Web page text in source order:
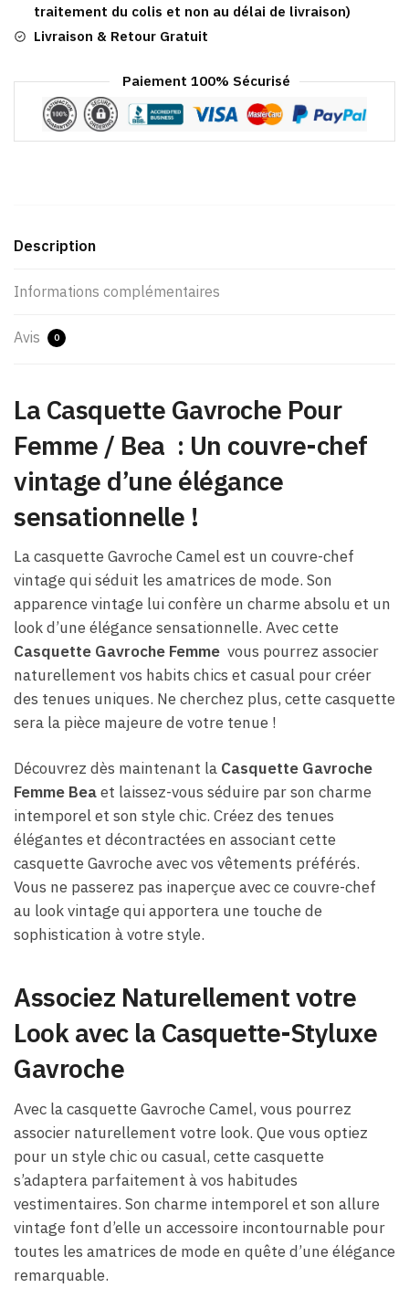
traitement du colis et non au délai de livraison)
Livraison & Retour Gratuit
Paiement 100% Sécurisé
Description
Informations complémentaires
Avis 0
La Casquette Gavroche Pour
Femme / Bea : Un couvre-chef
vintage d’une élégance
sensationnelle !
La casquette Gavroche Camel est un couvre-chef
vintage qui séduit les amatrices de mode. Son
apparence vintage lui confère un charme absolu et un
look d’une élégance sensationnelle. Avec cette
Casquette Gavroche Femme vous pourrez associer
naturellement vos habits chics et casual pour créer
des tenues uniques. Ne cherchez plus, cette casquette
sera la pièce majeure de votre tenue !
Découvrez dès maintenant la Casquette Gavroche
Femme Beaet laissez-vous séduire par son charme
intemporel et son style chic. Créez des tenues
élégantes et décontractées en associant cette
casquette Gavroche avec vos vêtements préférés.
Vous ne passerez pas inaperçue avec ce couvre-chef
au look vintage qui apportera une touche de
sophistication à votre style.
Associez Naturellement votre
Look avec la Casquette-Styluxe
Gavroche
Avec la casquette Gavroche Camel, vous pourrez
associer naturellement votre look. Que vous optiez
pour un style chic ou casual, cette casquette
s’adaptera parfaitement à vos habitudes
vestimentaires. Son charme intemporel et son allure
vintage font d’elle un accessoire incontournable pour
toutes les amatrices de mode en quête d’une élégance
remarquable.